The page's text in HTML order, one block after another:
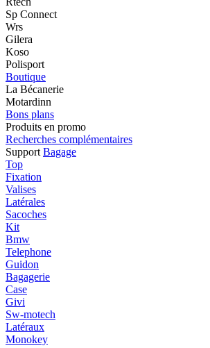
Sp Connect
Wrs
Gilera
Koso
Polisport
Boutique
La Bécanerie
Motardinn
Bons plans
Produits en promo
Recherches complémentaires
Support Bagage
Top
Fixation
Valises
Latérales
Sacoches
Kit
Bmw
Telephone
Guidon
Bagagerie
Case
Givi
Sw-motech
Latéraux
Monokey